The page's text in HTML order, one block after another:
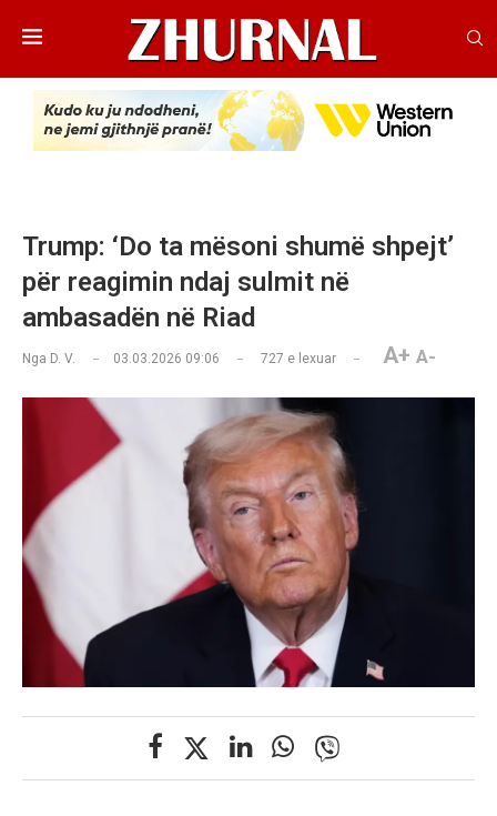
Trump: ‘Do ta mësoni shumë shpejt’
për reagimin ndaj sulmit në
ambasadën në Riad
Nga D. V. 03.03.2026 09:06 727 e lexuar A+ A-